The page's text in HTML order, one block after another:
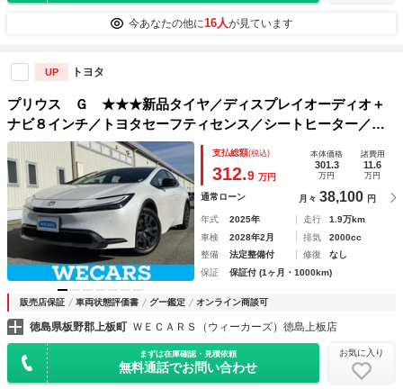
今あなたの他に16人が見ています
UP トヨタ
プリウス Ｇ ★★★新品タイヤ／ディスプレイオーディオ＋
ナビ８インチ／トヨタセーフティセンス／シートヒーター／車
線逸脱防止支援システム／ドライブレコーダー 前後／ヘッド
ランプ ＬＥＤ／Ｂｌｕｅｔｏｏｔｈ接続
支払総額(税込)
312.9 万円
本体価格
301.3
万円
諸費用
11.6
万円
通常ローン 月々 38,100 円
年式 2025年 走行
1.9万km
車検
2028年2月 排気
2000cc
整備
法定整備付 修復
なし
保証
保証付 (1ヶ月・1000km)
販売店保証 車両状態評価書 グー鑑定 オンライン商談可
徳島県板野郡上板町 ＷＥＣＡＲＳ（ウィーカーズ）徳島上板店
まずは在庫確認・見積依頼
無料通話でお問い合わせ
お気に入り